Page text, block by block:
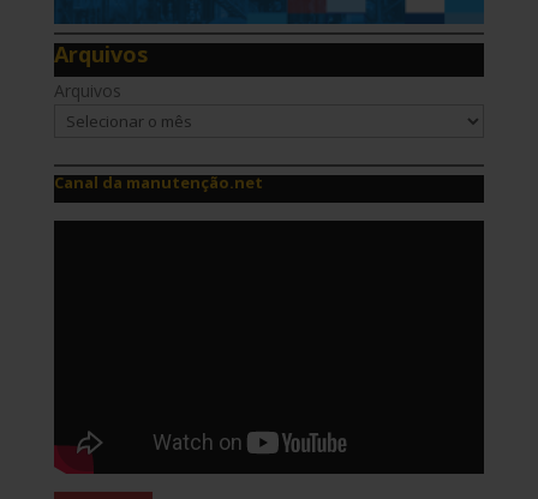
Arquivos
Arquivos
Canal da manutenção.net